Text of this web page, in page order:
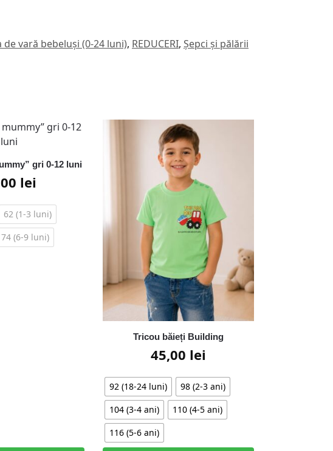
de vară bebeluși (0-24 luni), REDUCERI, Șepci și pălării
gri 0-12 luni
lei
62 (1-3 luni)
74 (6-9 luni)
Tricou băieți Building
45,00 lei
92 (18-24 luni)
98 (2-3 ani)
104 (3-4 ani)
110 (4-5 ani)
116 (5-6 ani)